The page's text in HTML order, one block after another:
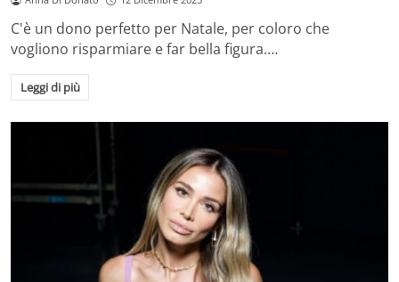
C'è un dono perfetto per Natale, per coloro che
vogliono risparmiare e far bella figura.…
Leggi di più